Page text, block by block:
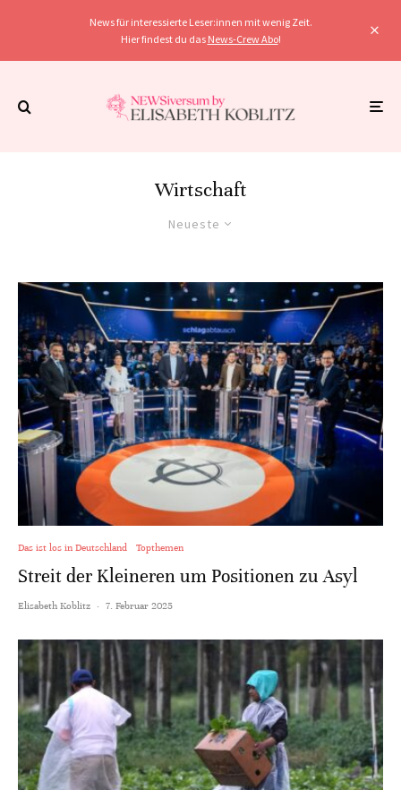
News für interessierte Leser:innen mit wenig Zeit.
Hier findest du das News-Crew Abo!
Wirtschaft
Neueste
Das ist los in Deutschland Topthemen
Streit der Kleineren um Positionen zu Asyl
Elisabeth Koblitz · 7. Februar 2025